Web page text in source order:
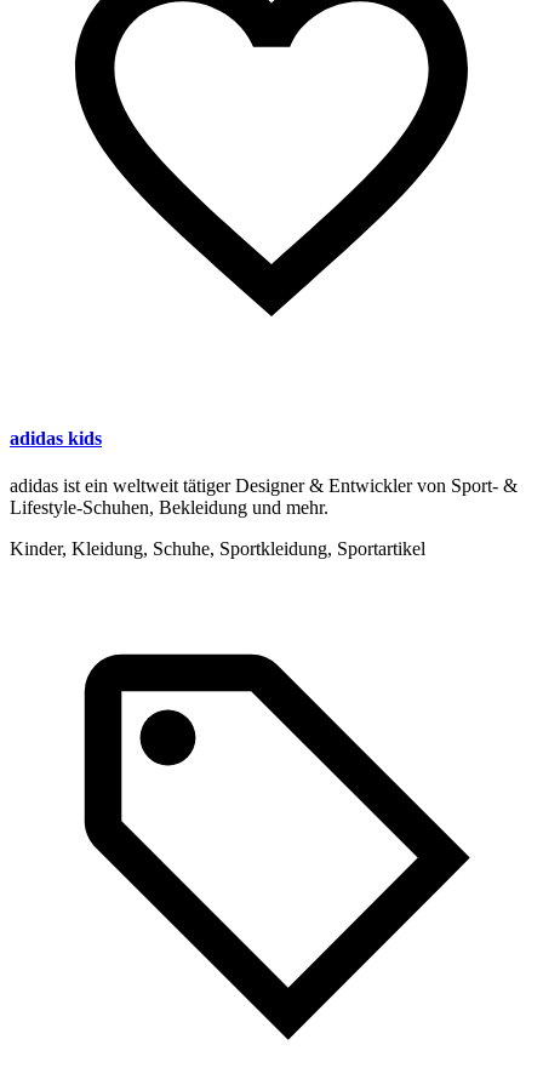
adidas kids
adidas ist ein weltweit tätiger Designer & Entwickler von Sport- &
Lifestyle-Schuhen, Bekleidung und mehr.
Kinder, Kleidung, Schuhe, Sportkleidung, Sportartikel